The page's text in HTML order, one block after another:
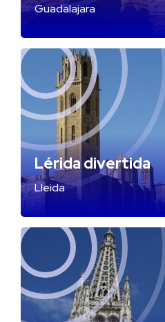
Guadalajara
Lérida divertida
Lleida